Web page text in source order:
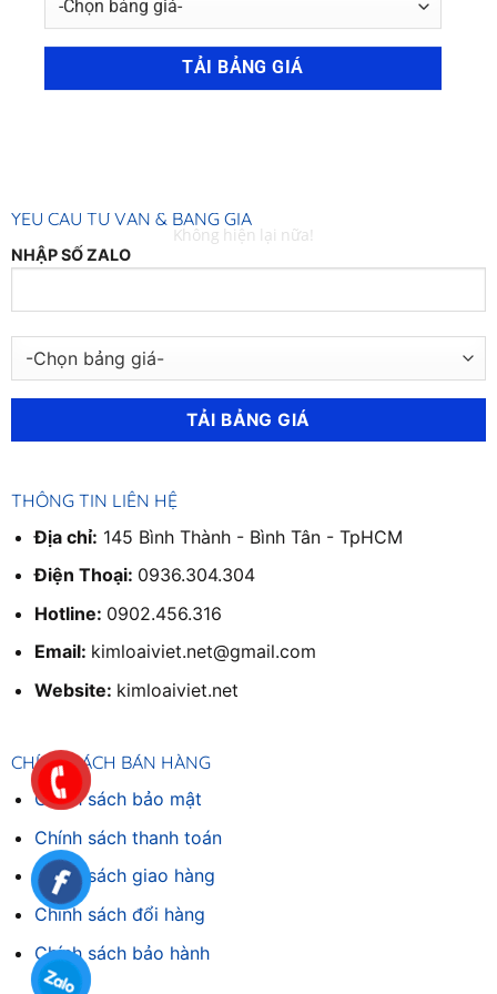
456 316
YÊU CẦU TƯ VẤN & BẢNG GIÁ
NHẬP SỐ ZALO
THÔNG TIN LIÊN HỆ
Địa chỉ: 145 Bình Thành - Bình Tân - TpHCM
Điện Thoại: 0936.304.304
Hotline: 0902.456.316
Email: kimloaiviet.net@gmail.com
Website: kimloaiviet.net
CHÍNH SÁCH BÁN HÀNG
Chính sách bảo mật
Chính sách thanh toán
Chính sách giao hàng
Chinh sách đổi hàng
Chính sách bảo hành
Không hiện lại nữa!